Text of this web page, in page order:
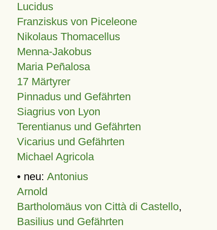
Lucidus
Franziskus von Piceleone
Nikolaus Thomacellus
Menna-Jakobus
Maria Peñalosa
17 Märtyrer
Pinnadus und Gefährten
Siagrius von Lyon
Terentianus und Gefährten
Vicarius und Gefährten
Michael Agricola
• neu: Antonius
Arnold
Bartholomäus von Città di Castello,
Basilius und Gefährten